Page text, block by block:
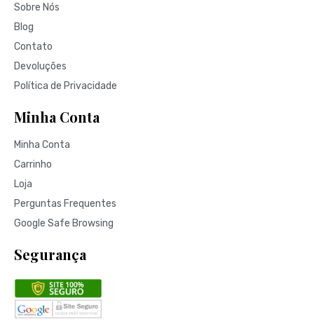
Sobre Nós
Blog
Contato
Devoluções
Política de Privacidade
Minha Conta
Minha Conta
Carrinho
Loja
Perguntas Frequentes
Google Safe Browsing
Segurança